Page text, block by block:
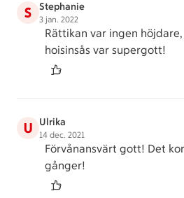
S Stephanie
3 jan. 2022
Rättikan var ingen
hoisinsås var supergott!
U Ulrika
14 dec. 2021
Förvånansvärt gott! Det
gånger!